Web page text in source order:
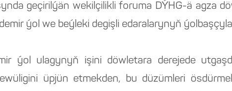
geçirilýän wekilçilikli foruma DÝHG-ä agza
ýol we beýleki degişli edaralarynyň
ýol ulagynyň işini döwletara derejede
üpjün etmekden, bu düzümleri